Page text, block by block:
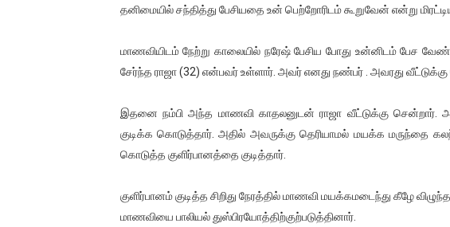
தியாகதீபம் லெப்.கேணல் திலீபன், கேணல் சங்கர்
ஐ.நா முன்றலில் சீரற்ற காலநிலையிலும் தமிழின
ஜனாதிபதி ஐக்கிய நாடுகளின் பொதுச் சபை
வலிமை தான் அஜித் திரைப்பயணத்திலே அதிக
தனிமையில் சந்தித்து பேசியதை உன் பெற்றோரிடம் கூறுவேன் என்று
மாணவியிடம் நேற்று காலையில் நரேஷ் பேசிய போது உன்னிடம் பேச
சேர்ந்த ராஜா (32) என்பவர் உள்ளார். அவர் எனது நண்பர் . அவரது
இதனை நம்பி அந்த மாணவி காதலனுடன் ராஜா வீட்டுக்கு சென்றார்.
குடிக்க கொடுத்தார். அதில் அவருக்கு தெரியாமல் மயக்க
கொடுத்த குளிர்பானத்தை குடித்தார்.
குளிர்பானம் குடித்த சிறிது நேரத்தில் மாணவி மயக்கமடைந்து கீழே
மாணவியை பாலியல் துஸ்பிரயோத்திற்குற்படுத்தினார்.